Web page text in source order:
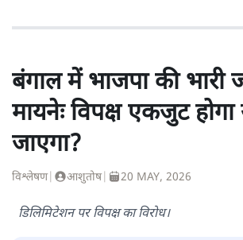
बंगाल में भाजपा की भारी
मायनेः विपक्ष एकजुट
जाएगा?
विश्लेषण| आशुतोष| 20 MAY, 2026